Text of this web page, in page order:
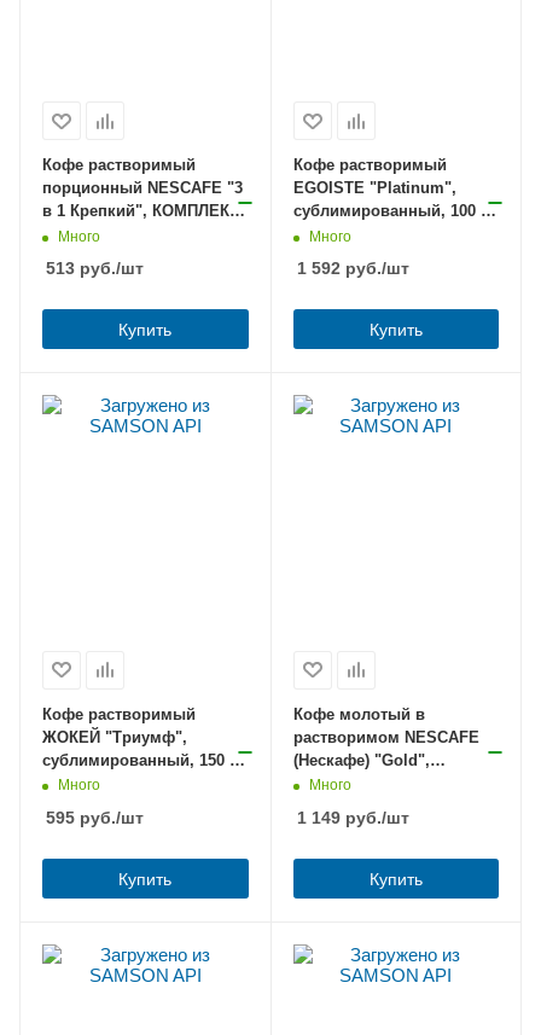
Кофе растворимый
порционный NESCAFE "3
в 1 Крепкий", КОМПЛЕКТ
20 пакетиков по 14,5 г,
Много
513 руб./шт
Купить
Кофе растворимый
EGOISTE "Platinum",
сублимированный, 100 г,
100% арабика,
Много
1 592руб./шт
Купить
Кофе растворимый
ЖОКЕЙ "Триумф",
сублимированный, 150 г,
мягкая упаковка, 1000-08-
Много
595 руб./шт
Купить
Кофе молотый в
растворимом NESCAFE
(Нескафе) "Gold",
сублимированный, 190 г,
12403031
Много
1 149руб./шт
Купить